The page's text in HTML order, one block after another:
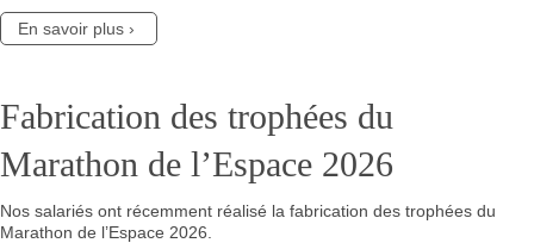
En savoir plus
Fabrication des trophées du
Marathon de l’Espace 2026
Nos salariés ont récemment réalisé la fabrication des trophées du
Marathon de l’Espace 2026.